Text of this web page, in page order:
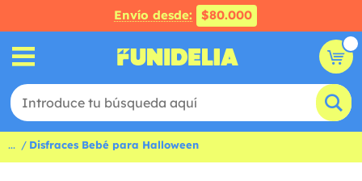
Envío desde: $80.000
... Disfraces Bebé para Halloween